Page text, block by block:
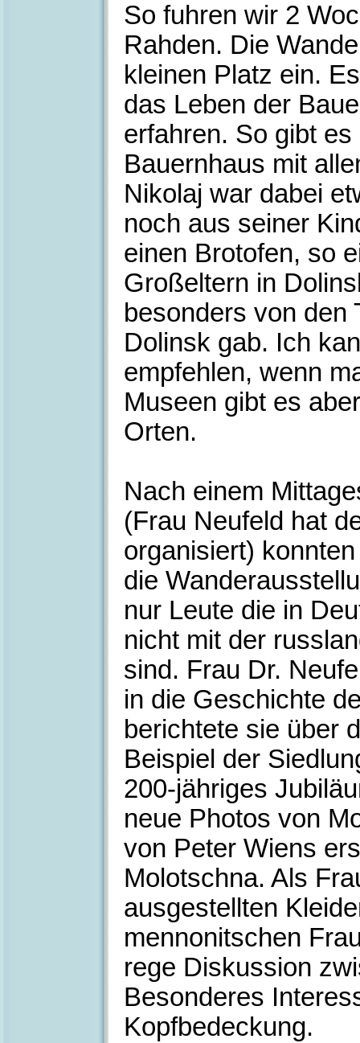
So fuhren wir 2
Rahden. Die
kleinen Platz ein.
das Leben der
erfahren. So gibt
Bauernhaus mit
Nikolaj war dabei
noch aus seiner
einen Brotofen, so
Großeltern in
besonders von den
Dolinsk gab. Ich
empfehlen, wenn
Museen gibt es
Orten.
Nach einem
(Frau Neufeld hat
organisiert)
die
nur Leute die in
nicht mit der
sind. Frau Dr.
in die Geschichte
berichtete sie über
Beispiel der
200-jähriges
neue Photos von
von Peter Wiens
Molotschna. Als
ausgestellten
mennonitschen
rege Diskussion
Besonderes
Kopfbedeckung.